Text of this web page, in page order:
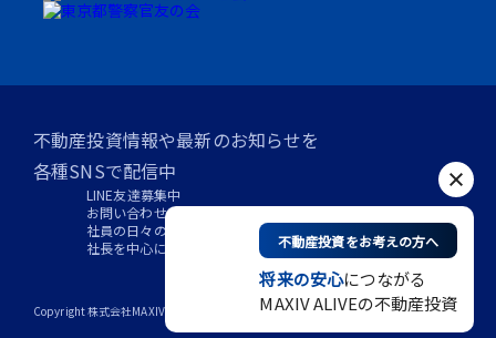
不動産投資をお考えの方へ
将来の安心につながる
MAXIV ALIVEの不動産投資
不動産投資情報や最新のお知らせを
各種SNSで配信中
LINE友達募集中
お問い合わせはDMでお気軽に
社員の日々の
社長を中心に
Copyright 株式会社MAXIV ALIVE. All Rights Reserved.